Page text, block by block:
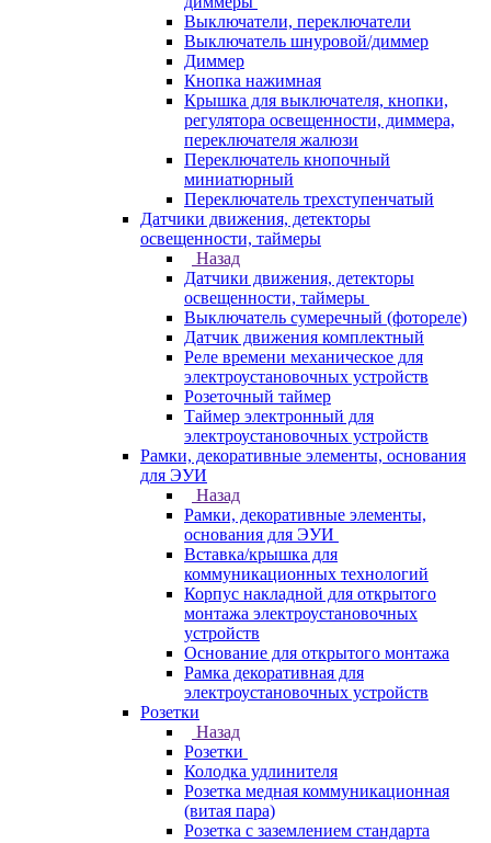
Выключатели, переключатели
Выключатель шнуровой/диммер
Диммер
Кнопка нажимная
Крышка для выключателя, кнопки,
регулятора освещенности, диммера,
переключателя жалюзи
Переключатель кнопочный
миниатюрный
Переключатель трехступенчатый
Датчики движения, детекторы
освещенности, таймеры
Назад
Датчики движения, детекторы
освещенности, таймеры
Выключатель сумеречный (фотореле)
Датчик движения комплектный
Реле времени механическое для
электроустановочных устройств
Розеточный таймер
Таймер электронный для
электроустановочных устройств
Рамки, декоративные элементы, основания
для ЭУИ
Назад
Рамки, декоративные элементы,
основания для ЭУИ
Вставка/крышка для
коммуникационных технологий
Корпус накладной для открытого
монтажа электроустановочных
устройств
Основание для открытого монтажа
Рамка декоративная для
электроустановочных устройств
Розетки
Назад
Розетки
Колодка удлинителя
Розетка медная коммуникационная
(витая пара)
Розетка с заземлением стандарта